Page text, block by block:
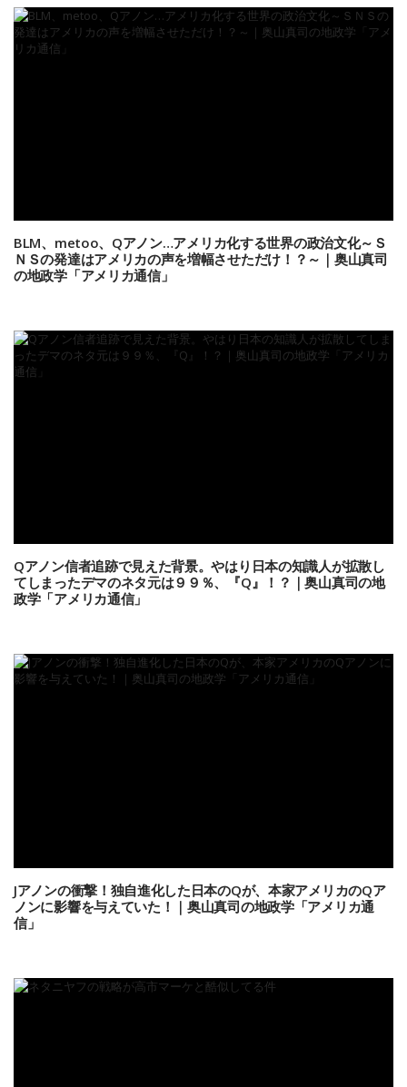
BLM、metoo、Qアノン…アメリカ化する世界の政治文化～Ｓ
ＮＳの発達はアメリカの声を増幅させただけ！？～｜奥山真司
の地政学「アメリカ通信」
Qアノン信者追跡で見えた背景。やはり日本の知識人が拡散し
てしまったデマのネタ元は９９％、『Q』！？｜奥山真司の地
政学「アメリカ通信」
Jアノンの衝撃！独自進化した日本のQが、本家アメリカのQア
ノンに影響を与えていた！｜奥山真司の地政学「アメリカ通
信」